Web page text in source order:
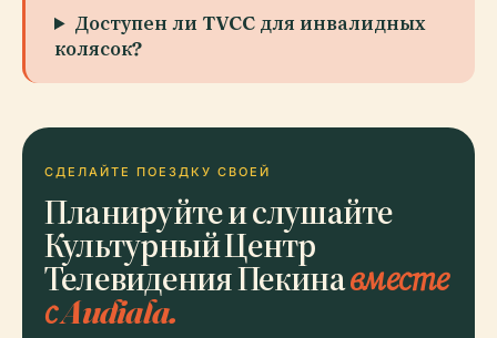
Доступен ли TVCC для инвалидных
колясок?
СДЕЛАЙТЕ ПОЕЗДКУ СВОЕЙ
Планируйте и слушайте
Культурный Центр
Телевидения Пекинавместе
с Audiala.